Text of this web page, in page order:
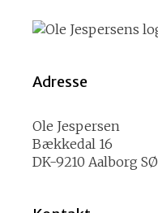
Adresse
Ole Jespersen
Bækkedal 16
DK-9210 Aalborg SØ